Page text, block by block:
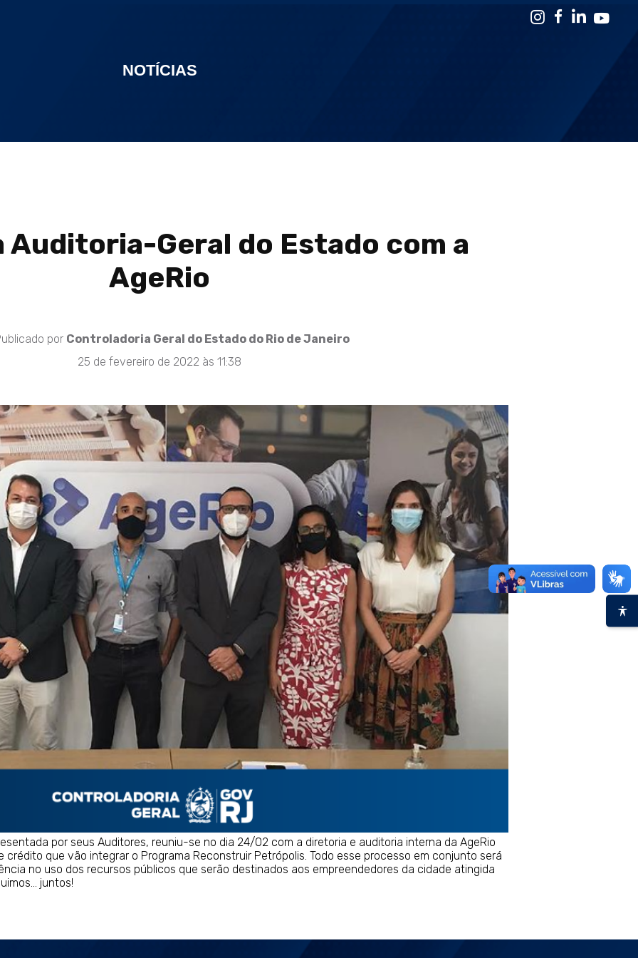
NOTÍCIAS
Auditoria-Geral do Estado com a
AgeRio
por Controladoria Geral do Estado do Rio de Janeiro
25 de fevereiro de 2022 às 11:38
por seus Auditores, reuniu-se no dia 24/02 com a diretoria e auditoria interna da AgeRio
que vão integrar o Programa Reconstruir Petrópolis. Todo esse processo em conjunto será
no uso dos recursos públicos que serão destinados aos empreendedores da cidade atingida
juntos!